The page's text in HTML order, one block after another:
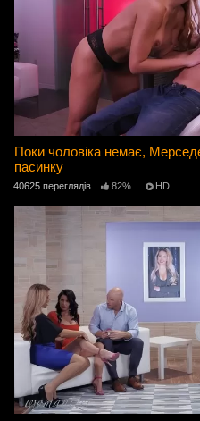
Поки чоловіка немає,
пасинку
40625 переглядів 82% HD